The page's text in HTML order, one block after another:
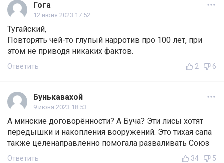
Гога
12 июня 2023 17:52
Тугайский,
Повторять чей-то глупый нарротив про 100 лет, при
этом не приводя никаких фактов.
Ответить 2 6
Бунькавахой
9 июня 2023 18:53
А минские договорённости? А Буча? Эти лисы хотят
передышки и накопления вооружений. Это тихая сапа
также целенаправленно помогала разваливать Союз
Ответить 34 5